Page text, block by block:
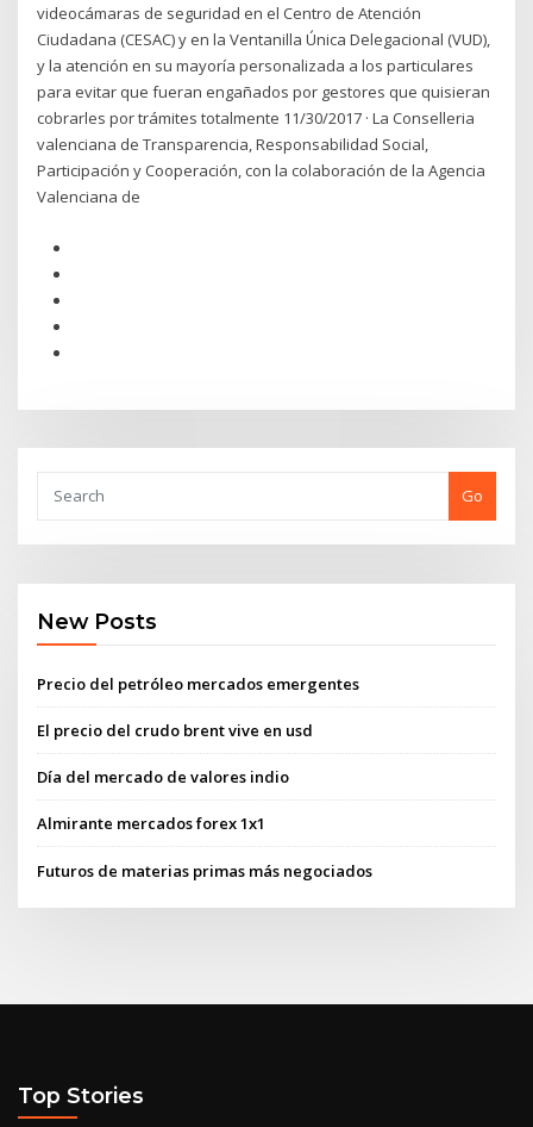
videocámaras de seguridad en el Centro de Atención
Ciudadana (CESAC) y en la Ventanilla Única Delegacional (VUD),
y la atención en su mayoría personalizada a los particulares
para evitar que fueran engañados por gestores que quisieran
cobrarles por trámites totalmente 11/30/2017 · La Conselleria
valenciana de Transparencia, Responsabilidad Social,
Participación y Cooperación, con la colaboración de la Agencia
Valenciana de
Go
New Posts
Precio del petróleo mercados emergentes
El precio del crudo brent vive en usd
Día del mercado de valores indio
Almirante mercados forex 1x1
Futuros de materias primas más negociados
Top Stories